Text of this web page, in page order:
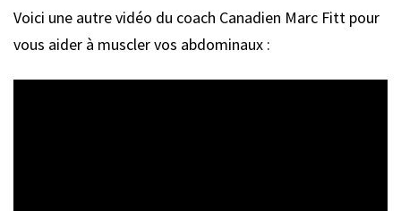
Voici une autre vidéo du coach Canadien Marc Fitt pour
vous aider à muscler vos abdominaux :